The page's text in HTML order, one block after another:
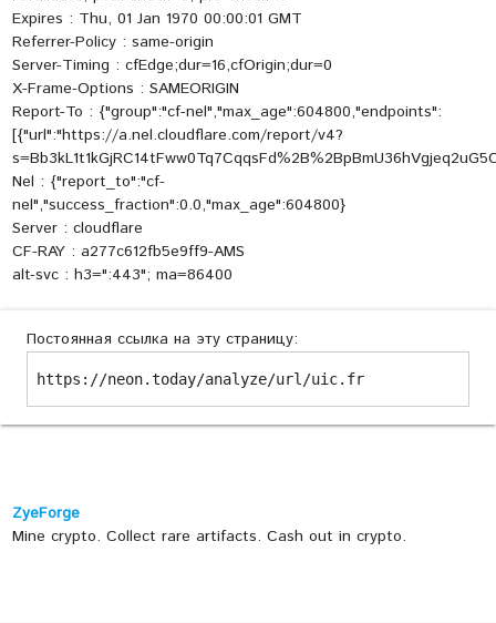
Expires : Thu, 01 Jan 1970 00:00:01 GMT
Referrer-Policy : same-origin
Server-Timing : cfEdge;dur=16,cfOrigin;dur=0
X-Frame-Options : SAMEORIGIN
Report-To : {"group":"cf-nel","max_age":604800,"endpoints":
[{"url":"https://a.nel.cloudflare.com/report/v4?
Nel : {"report_to":"cf-
nel","success_fraction":0.0,"max_age":604800}
Server : cloudflare
CF-RAY : a277c612fb5e9ff9-AMS
alt-svc : h3=":443"; ma=86400
Постоянная ссылка на эту страницу:
https://neon.today/analyze/url/uic.fr
ZyeForge
Mine crypto. Collect rare artifacts. Cash out in crypto.